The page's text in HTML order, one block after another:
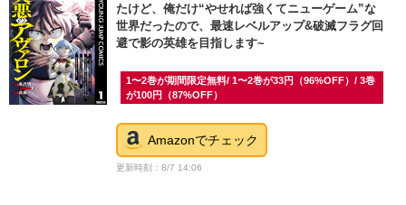
たけど、俺だけ“やせれば強くてニューゲーム”な
世界だったので、最速レベルアップ&破滅フラグ回
避で影の英雄を目指します~
1〜2巻が期間限定無料/ 1〜2巻が33円（96%OFF）/ 3巻
が100円（87%OFF）
Amazonでチェック
更新時刻：8/7 14:06